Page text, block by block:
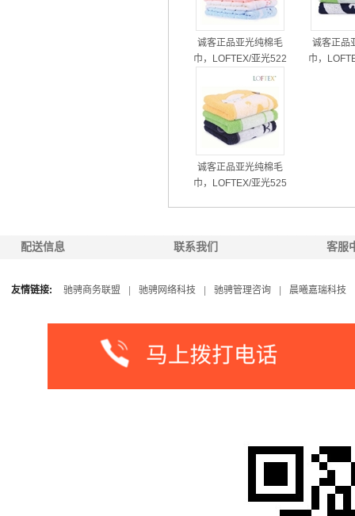
诚客正品亚光纯棉毛
巾，LOFTEX/亚光522
诚客正品
巾，
诚客正品亚光纯棉毛
巾，LOFTEX/亚光525
配送信息 联系我们 客服
友情链接: 驰骋商务联盟 驰骋网络科技 驰骋管理咨询 晨曦嘉瑞科技